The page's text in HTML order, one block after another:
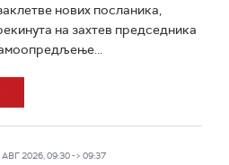
нових посланика,
на захтев председника
2026, 09:30 -> 09:37